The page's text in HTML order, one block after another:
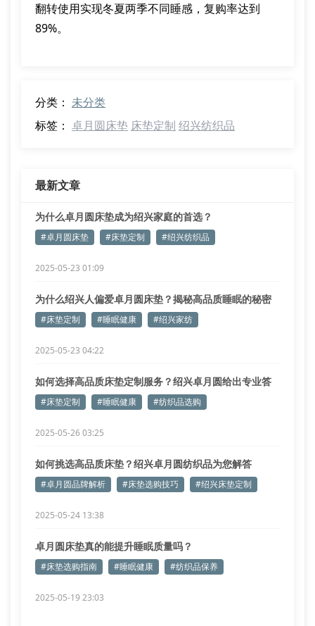
翻转使用实现冬夏两季不同睡感，复购率达到
89%。
分类： 未分类
标签： 卓月圆床垫 床垫定制 绍兴纺织品
最新文章
为什么卓月圆床垫成为绍兴家庭的首选？
#卓月圆床垫 #床垫定制 #绍兴纺织品
2025-05-23 01:09
为什么绍兴人偏爱卓月圆床垫？揭秘高品质睡眠的秘密
#床垫定制 #睡眠健康 #绍兴家纺
2025-05-23 04:22
如何选择高品质床垫定制服务？绍兴卓月圆给出专业答
案#床垫定制 #睡眠健康 #纺织品选购
2025-05-26 03:25
如何挑选高品质床垫？绍兴卓月圆纺织品为您解答
#卓月圆品牌解析 #床垫选购技巧 #绍兴床垫定制
2025-05-24 13:38
卓月圆床垫真的能提升睡眠质量吗？
#床垫选购指南 #睡眠健康 #纺织品保养
2025-05-19 23:03